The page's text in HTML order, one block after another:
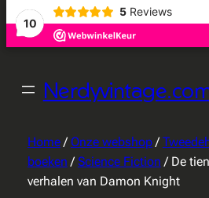
10
5 Reviews
Home/ Onze webshop/
boeken / Science Fiction / De
verhalen van Damon Knight